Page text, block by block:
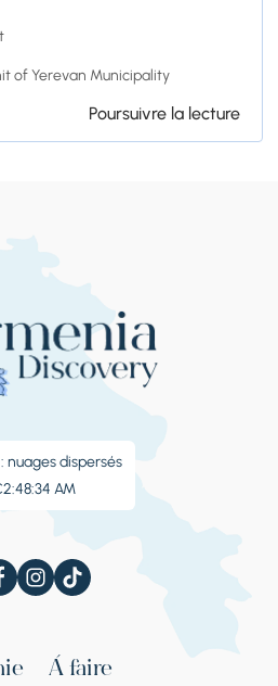
of Yerevan Municipality
Poursuivre la lecture
nuages ​​dispersés
2:48:36 AM
À faire